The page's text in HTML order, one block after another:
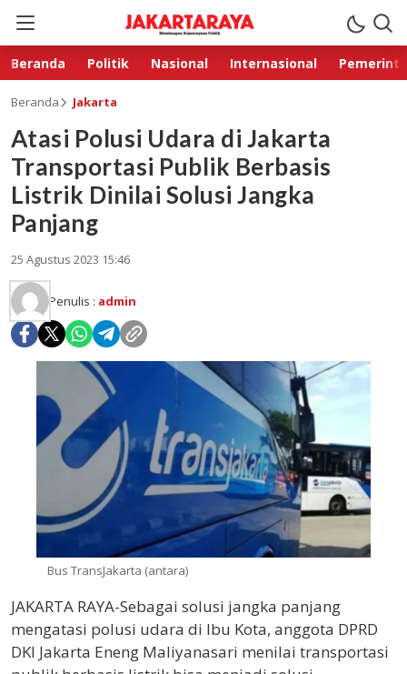
Beranda Politik Nasional Internasional
Beranda Jakarta
Atasi Polusi Udara di Jakarta
Transportasi Publik Berbasis
Listrik Dinilai Solusi Jangka
Panjang
25 Agustus 2023 15:46
Penulis : admin
Bus TransJakarta (antara)
JAKARTA RAYA-Sebagai solusi jangka panjang
mengatasi polusi udara di Ibu Kota, anggota DPRD
DKI Jakarta Eneng Maliyanasari menilai transportasi